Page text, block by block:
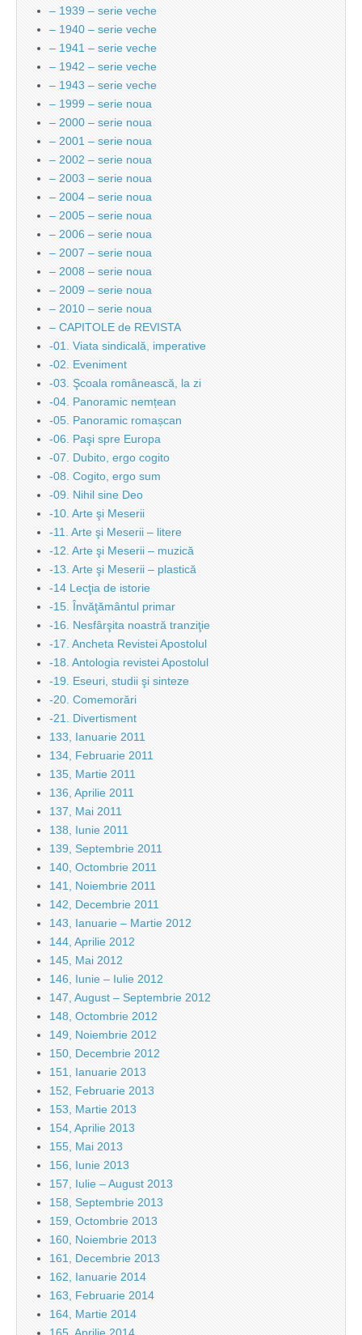
– 1939 – serie veche
– 1940 – serie veche
– 1941 – serie veche
– 1942 – serie veche
– 1943 – serie veche
– 1999 – serie noua
– 2000 – serie noua
– 2001 – serie noua
– 2002 – serie noua
– 2003 – serie noua
– 2004 – serie noua
– 2005 – serie noua
– 2006 – serie noua
– 2007 – serie noua
– 2008 – serie noua
– 2009 – serie noua
– 2010 – serie noua
– CAPITOLE de REVISTA
-01. Viata sindicală, imperative
-02. Eveniment
-03. Şcoala românească, la zi
-04. Panoramic nemțean
-05. Panoramic romașcan
-06. Paşi spre Europa
-07. Dubito, ergo cogito
-08. Cogito, ergo sum
-09. Nihil sine Deo
-10. Arte şi Meserii
-11. Arte şi Meserii – litere
-12. Arte şi Meserii – muzică
-13. Arte şi Meserii – plastică
-14 Lecţia de istorie
-15. Învăţământul primar
-16. Nesfârşita noastră tranziţie
-17. Ancheta Revistei Apostolul
-18. Antologia revistei Apostolul
-19. Eseuri, studii şi sinteze
-20. Comemorări
-21. Divertisment
133, Ianuarie 2011
134, Februarie 2011
135, Martie 2011
136, Aprilie 2011
137, Mai 2011
138, Iunie 2011
139, Septembrie 2011
140, Octombrie 2011
141, Noiembrie 2011
142, Decembrie 2011
143, Ianuarie – Martie 2012
144, Aprilie 2012
145, Mai 2012
146, Iunie – Iulie 2012
147, August – Septembrie 2012
148, Octombrie 2012
149, Noiembrie 2012
150, Decembrie 2012
151, Ianuarie 2013
152, Februarie 2013
153, Martie 2013
154, Aprilie 2013
155, Mai 2013
156, Iunie 2013
157, Iulie – August 2013
158, Septembrie 2013
159, Octombrie 2013
160, Noiembrie 2013
161, Decembrie 2013
162, Ianuarie 2014
163, Februarie 2014
164, Martie 2014